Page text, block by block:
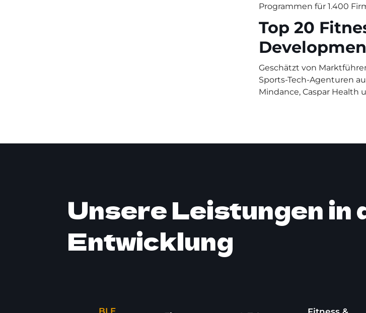
Programmen für 1.400
Top 20
Geschätzt von
Sports-Tech-Agenturen
Mindance, Caspar Health
Unsere Leistungen in
Entwicklung
BLE